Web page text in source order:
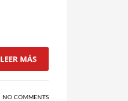
LEER MÁS
NO COMMENTS